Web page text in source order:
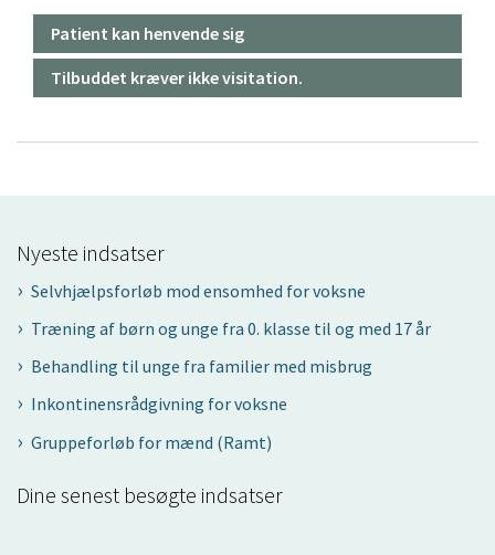
Patient kan henvende sig
Tilbuddet kræver ikke visitation.
Nyeste indsatser
Selvhjælpsforløb mod ensomhed for voksne
Træning af børn og unge fra 0. klasse til og med 17 år
Behandling til unge fra familier med misbrug
Inkontinensrådgivning for voksne
Gruppeforløb for mænd (Ramt)
Dine senest besøgte indsatser